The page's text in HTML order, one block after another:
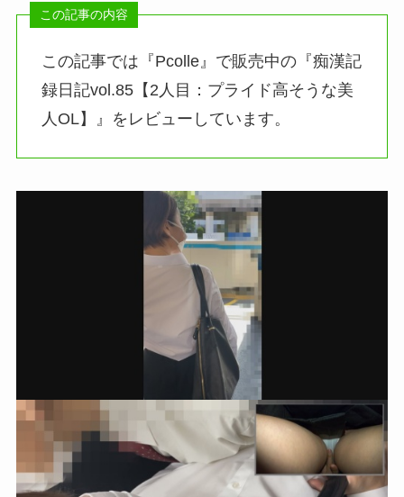
この記事では『Pcolle』で販売中の『痴漢記
録日記vol.85【2人目：プライド高そうな美
人OL】』をレビューしています。